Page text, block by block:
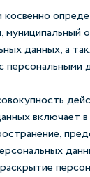
данных, а
включает